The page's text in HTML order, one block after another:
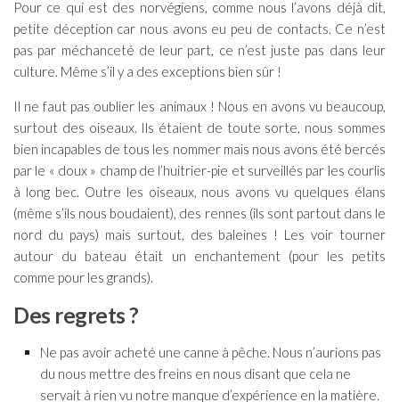
Pour ce qui est des norvégiens, comme nous l’avons déjà dit,
petite déception car nous avons eu peu de contacts. Ce n’est
pas par méchanceté de leur part, ce n’est juste pas dans leur
culture. Même s’il y a des exceptions bien sûr !
Il ne faut pas oublier les animaux ! Nous en avons vu beaucoup,
surtout des oiseaux. Ils étaient de toute sorte, nous sommes
bien incapables de tous les nommer mais nous avons été bercés
par le « doux » champ de l’huitrier-pie et surveillés par les courlis
à long bec. Outre les oiseaux, nous avons vu quelques élans
(même s’ils nous boudaient), des rennes (ils sont partout dans le
nord du pays) mais surtout, des baleines ! Les voir tourner
autour du bateau était un enchantement (pour les petits
comme pour les grands).
Des regrets ?
Ne pas avoir acheté une canne à pêche. Nous n’aurions pas
du nous mettre des freins en nous disant que cela ne
servait à rien vu notre manque d’expérience en la matière.